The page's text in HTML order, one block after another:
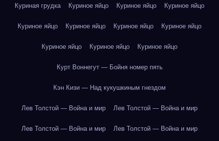
Куриная грудка Куриное яйцо Куриное яйцо Куриное яйцо
Куриное яйцо Куриное яйцо Куриное яйцо Куриное яйцо
Куриное яйцо Куриное яйцо Куриное яйцо
Курт Воннегут — Бойня номер пять
Кэн Кизи — Над кукушкиным гнездом
Лев Толстой — Война и мир Лев Толстой — Война и мир
Лев Толстой — Война и мир Лев Толстой — Война и мир